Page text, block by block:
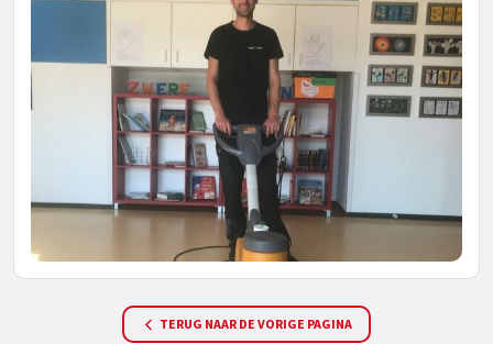
TERUG NAAR DE VORIGE PAGINA